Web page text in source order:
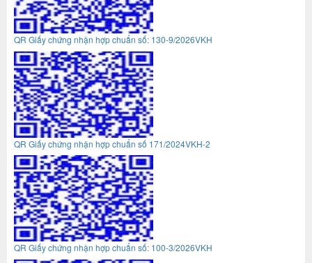
QR Giấy chứng nhận hợp chuẩn số: 130-9/2026VKH
QR Giấy chứng nhận hợp chuẩn số 171/2024VKH-2
QR Giấy chứng nhận hợp chuẩn số: 100-3/2026VKH